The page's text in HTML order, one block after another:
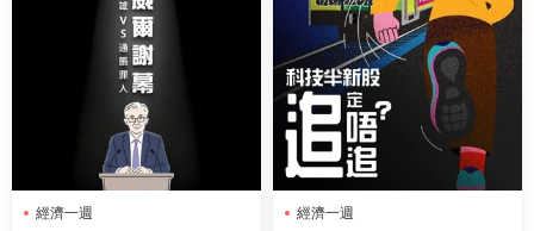
經濟一週 經濟一週